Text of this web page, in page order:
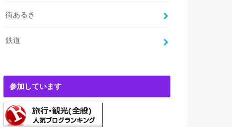
街あるき
鉄道
参加しています